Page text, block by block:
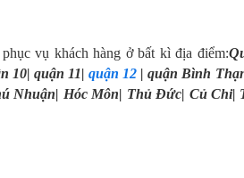
vụ khách hàng ở bất kì địa điểm:
10| quận 11|quận 12 | quận Bình
Nhuận| Hóc Môn| Thủ Đức| Củ Chi|